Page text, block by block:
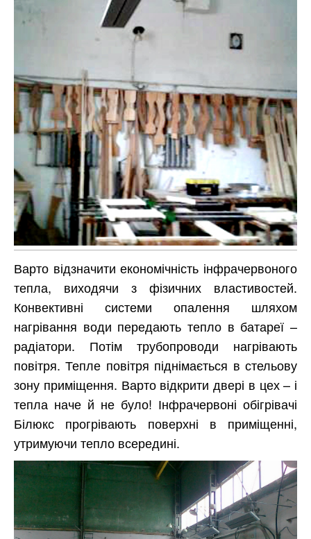
Варто відзначити економічність інфрачервоного
тепла, виходячи з фізичних властивостей.
Конвективні системи опалення шляхом
нагрівання води передають тепло в батареї –
радіатори. Потім трубопроводи нагрівають
повітря. Тепле повітря піднімається в стельову
зону приміщення. Варто відкрити двері в цех – і
тепла наче й не було! Інфрачервоні обігрівачі
Білюкс прогрівають поверхні в приміщенні,
утримуючи тепло всередині.